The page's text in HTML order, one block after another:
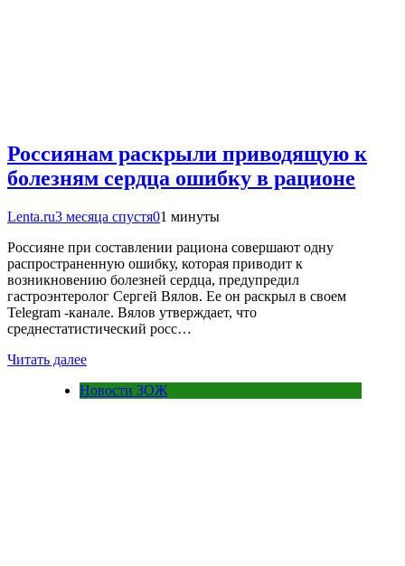
Россиянам раскрыли приводящую к
болезням сердца ошибку в рационе
Lenta.ru3 месяца спустя01 минуты
Россияне при составлении рациона совершают одну
распространенную ошибку, которая приводит к
возникновению болезней сердца, предупредил
гастроэнтеролог Сергей Вялов. Ее он раскрыл в своем
Telegram -канале. Вялов утверждает, что
среднестатистический росс…
Читать далее
Новости ЗОЖ